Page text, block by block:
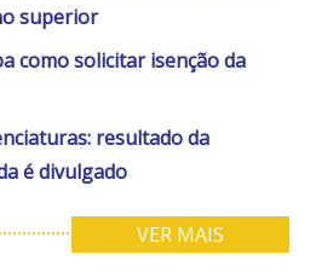
superior
como solicitar isenção da
resultado da
é divulgado
VER MAIS